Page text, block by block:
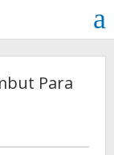
Para